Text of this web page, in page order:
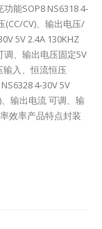
能SOP8 NS6318 4-
(CC/CV)、输出电压/
5V 2.4A 130KHZ
调、输出电压固定5V
输入、恒流恒压
4-30V 5V
输出电流 可调、输
效率产品特点封装